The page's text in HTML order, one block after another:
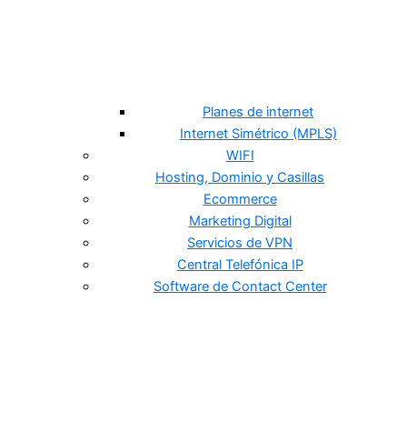
Planes de internet
Internet Simétrico (MPLS)
WIFI
Hosting, Dominio y Casillas
Ecommerce
Marketing Digital
Servicios de VPN
Central Telefónica IP
Software de Contact Center